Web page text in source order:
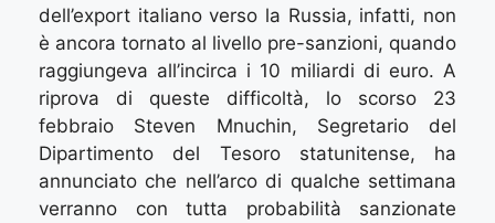
dell’export italiano verso la Russia, infatti, non
è ancora tornato al livello pre-sanzioni, quando
raggiungeva all’incirca i 10 miliardi di euro. A
riprova di queste difficoltà, lo scorso 23
febbraio Steven Mnuchin, Segretario del
Dipartimento del Tesoro statunitense, ha
annunciato che nell’arco di qualche settimana
verranno con tutta probabilità sanzionate